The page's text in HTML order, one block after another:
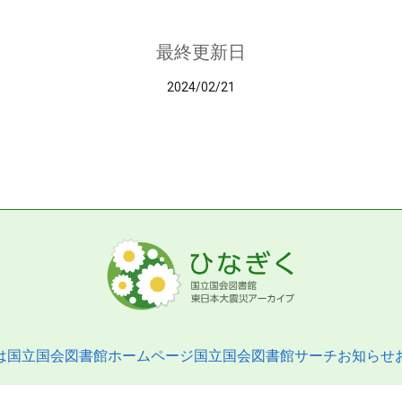
最終更新日
2024/02/21
国立国会図書館ホームページ国立国会図書館サーチお知らせ